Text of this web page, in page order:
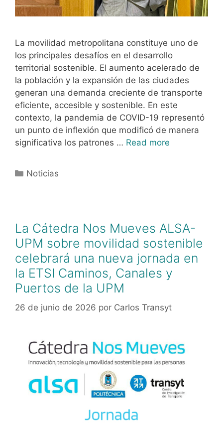
La movilidad metropolitana constituye uno de
los principales desafíos en el desarrollo
territorial sostenible. El aumento acelerado de
la población y la expansión de las ciudades
generan una demanda creciente de transporte
eficiente, accesible y sostenible. En este
contexto, la pandemia de COVID-19 representó
un punto de inflexión que modificó de manera
significativa los patrones … Read more
Noticias
La Cátedra Nos Mueves ALSA-
UPM sobre movilidad sostenible
celebrará una nueva jornada en
la ETSI Caminos, Canales y
Puertos de la UPM
26 de junio de 2026 por Carlos Transyt